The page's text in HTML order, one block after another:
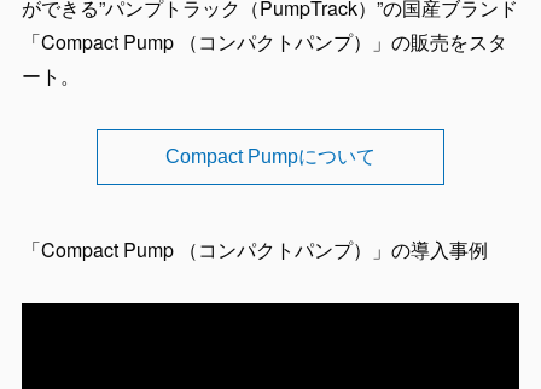
ができる”パンプトラック（PumpTrack）”の国産ブランド
「Compact Pump （コンパクトパンプ）」の販売をスタ
ート。
Compact Pumpについて
「Compact Pump （コンパクトパンプ）」の導入事例